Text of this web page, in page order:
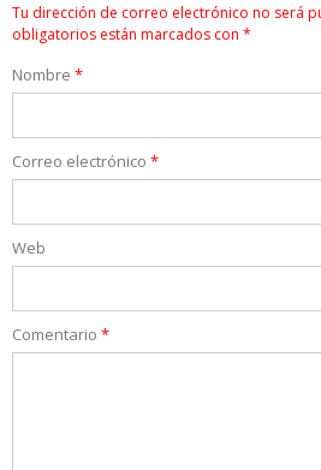
Tu dirección de correo electrónico no será
obligatorios están marcados con *
Nombre *
Correo electrónico *
Web
Comentario *